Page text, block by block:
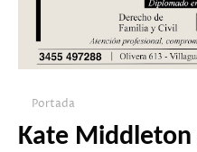
Portada
Kate